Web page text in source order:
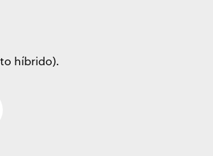
híbrido).